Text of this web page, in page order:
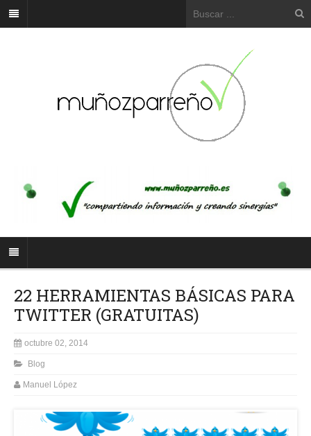
22 HERRAMIENTAS BÁSICAS PARA
TWITTER (GRATUITAS)
octubre 02, 2014
Blog
Manuel López